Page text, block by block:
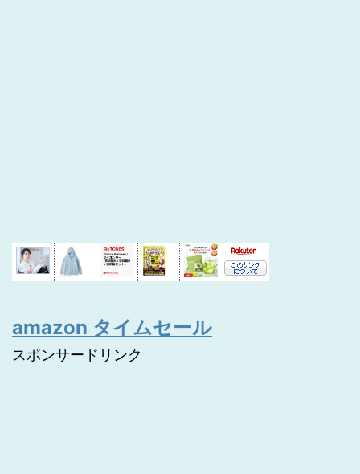
amazon タイムセール
スポンサードリンク